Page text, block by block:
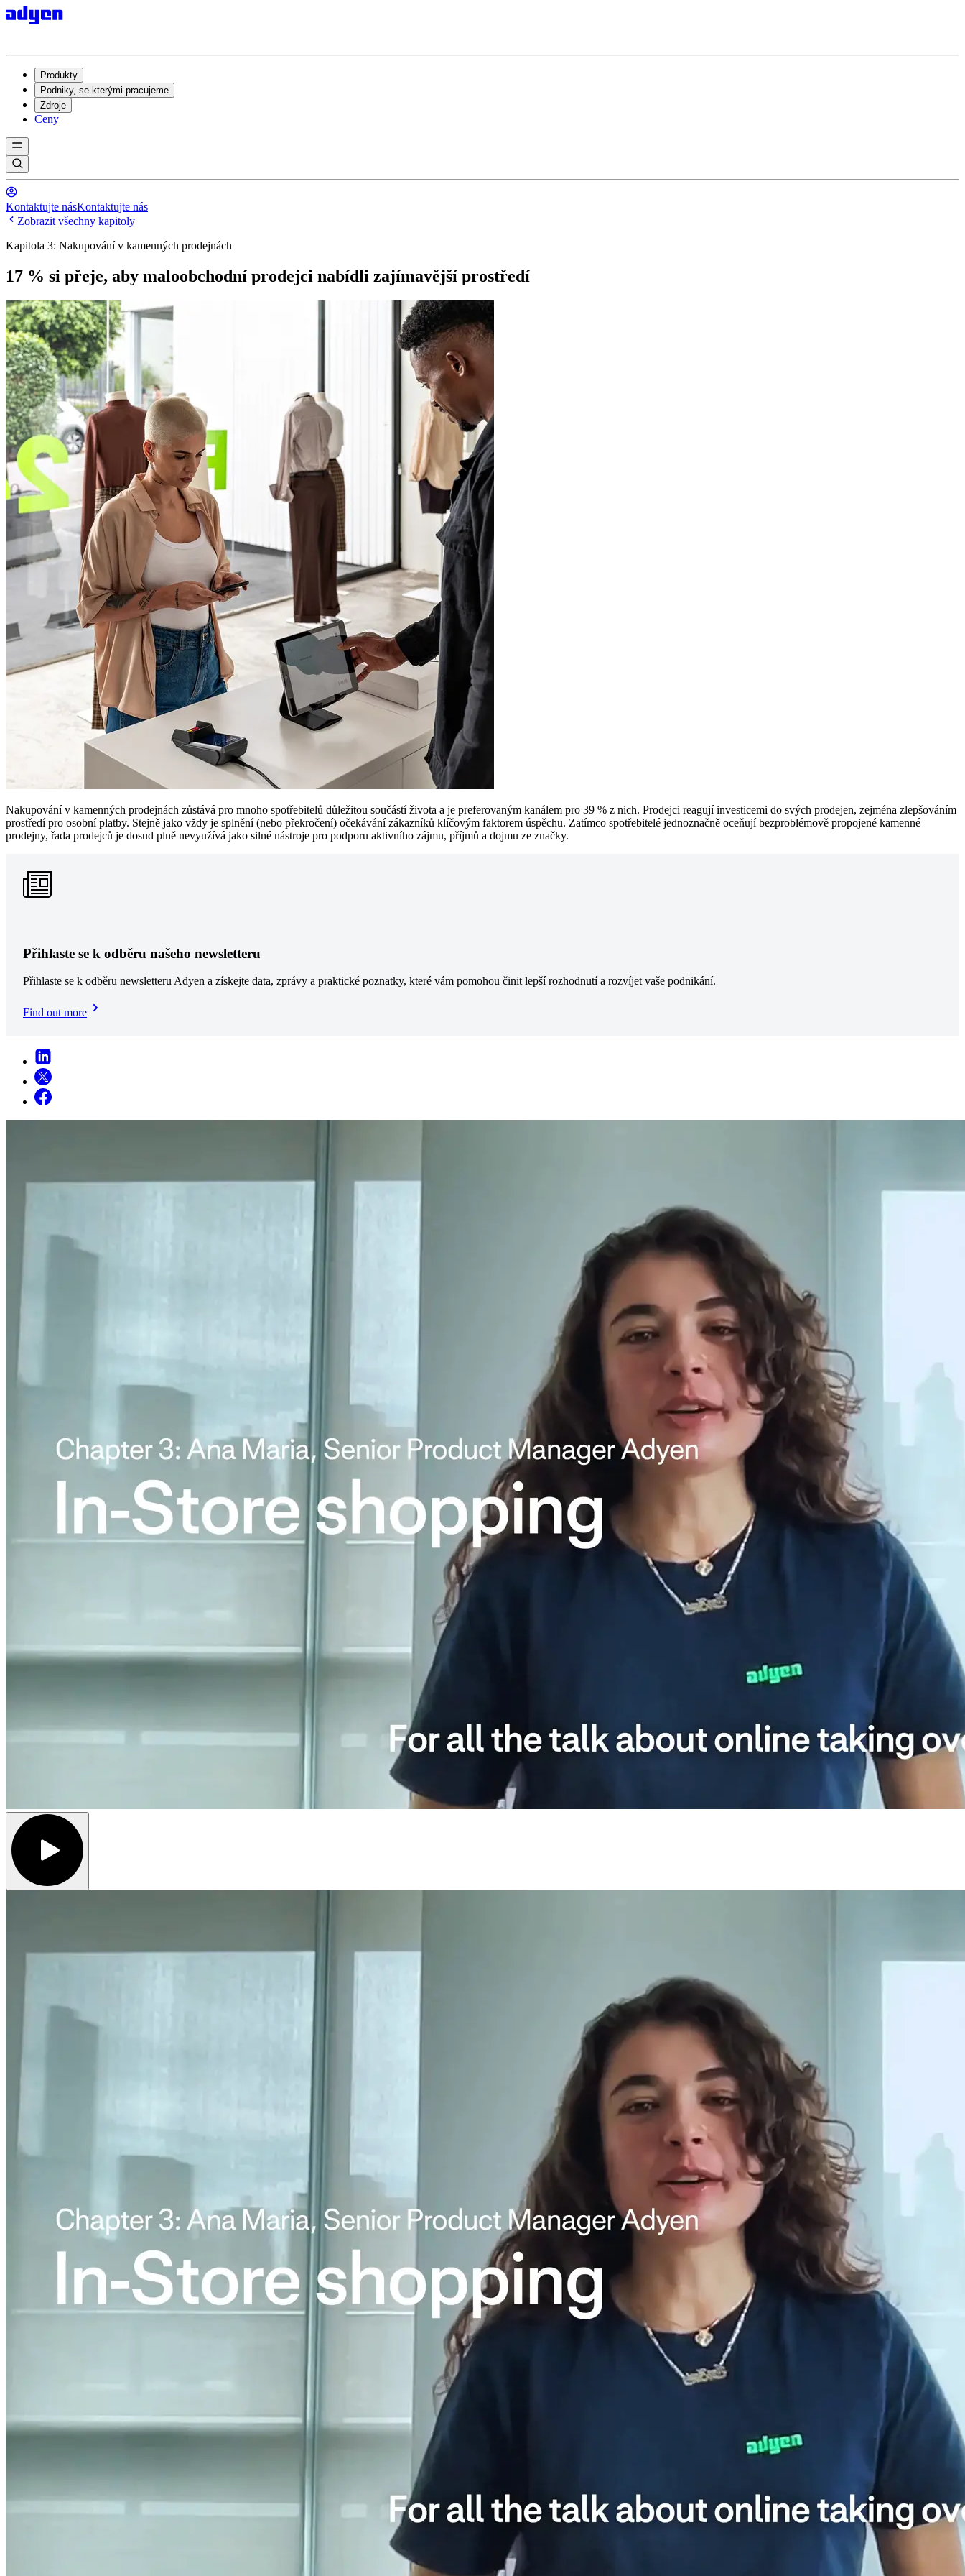
Produkty
Podniky, se kterými pracujeme
Zdroje
Ceny
Kontaktujte násKontaktujte nás
Zobrazit všechny kapitoly
Kapitola 3: Nakupování v kamenných prodejnách
17 % si přeje, aby maloobchodní prodejci nabídli zajímavější prostředí
Nakupování v kamenných prodejnách zůstává pro mnoho spotřebitelů důležitou součástí života a je preferovaným kanálem pro 39 % z nich. Prodejci reagují investicemi do svých prodejen, zejména zlepšováním
prostředí pro osobní platby. Stejně jako vždy je splnění (nebo překročení) očekávání zákazníků klíčovým faktorem úspěchu. Zatímco spotřebitelé jednoznačně oceňují bezproblémově propojené kamenné
prodejny, řada prodejců je dosud plně nevyužívá jako silné nástroje pro podporu aktivního zájmu, příjmů a dojmu ze značky.
Přihlaste se k odběru našeho newsletteru
Přihlaste se k odběru newsletteru Adyen a získejte data, zprávy a praktické poznatky, které vám pomohou činit lepší rozhodnutí a rozvíjet vaše podnikání.
Find out more